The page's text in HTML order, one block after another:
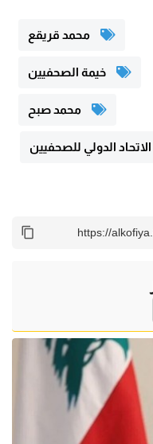
محمد قريقع
خيمة الصحفيين
محمد صبح
الاتحاد الدولي للصحفيين